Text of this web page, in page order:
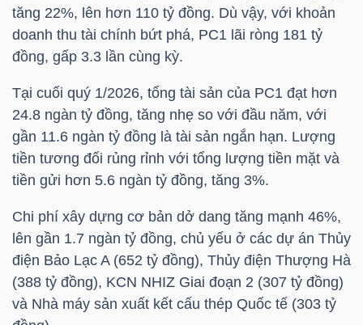
tăng 22%, lên hơn 110 tỷ đồng. Dù vậy, với khoản
doanh thu tài chính bứt phá, PC1 lãi ròng 181 tỷ
đồng, gấp 3.3 lần cùng kỳ.
Tại cuối quý 1/2026, tổng tài sản của PC1 đạt hơn
24.8 ngàn tỷ đồng, tăng nhẹ so với đầu năm, với
gần 11.6 ngàn tỷ đồng là tài sản ngắn hạn. Lượng
tiền tương đối rủng rỉnh với tổng lượng tiền mặt và
tiền gửi hơn 5.6 ngàn tỷ đồng, tăng 3%.
Chi phí xây dựng cơ bản dở dang tăng mạnh 46%,
lên gần 1.7 ngàn tỷ đồng, chủ yếu ở các dự án Thủy
điện Bảo Lạc A (652 tỷ đồng), Thủy điện Thượng Hà
(388 tỷ đồng), KCN NHIZ Giai đoạn 2 (307 tỷ đồng)
và Nhà máy sản xuất kết cấu thép Quốc tế (303 tỷ
PHÁI
TRÁI
PHIẾU